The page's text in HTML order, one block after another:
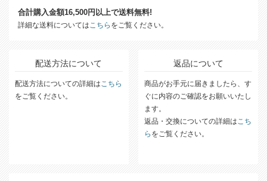
合計購入金額16,500円以上で送料無料!
詳細な送料については こちら をご覧ください。
配送方法について
配送方法についての詳細は こちら
をご覧ください。
返品について
商品がお手元に届きましたら、す
ぐに内容のご確認をお願いいたし
ます。
返品・交換についての詳細は こち
ら をご覧ください。